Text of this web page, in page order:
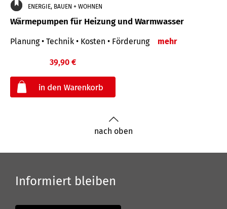
ENERGIE, BAUEN + WOHNEN
Wärmepumpen für Heizung und Warmwasser
Planung • Technik • Kosten • Förderung mehr
39,90 €
nach oben
Informiert bleiben